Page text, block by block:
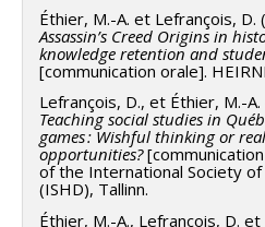
Éthier, M.-A. et Lefrançois, D.
Assassin’s Creed Origins in
knowledge retention and
[communication orale].
Lefrançois, D., et Éthier, M.-
Teaching social studies in
games : Wishful thinking or
opportunities?
of the International Society
(ISHD), Tallinn.
Éthier, M.-A., Lefrançois, D.